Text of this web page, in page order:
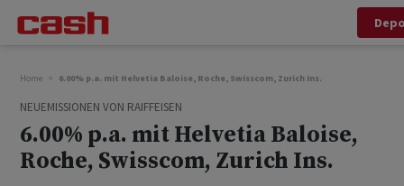
Home 6.00% p.a. mit Helvetia Baloise, Roche, Swisscom, Zurich Ins.
NEUEMISSIONEN VON RAIFFEISEN
6.00% p.a. mit Helvetia Baloise,
Roche, Swisscom, Zurich Ins.